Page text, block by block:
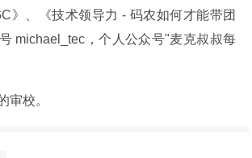
》、《技术领导力 - 码农如何才能带团
michael_tec，个人公众号"麦克叔叔每
审校。